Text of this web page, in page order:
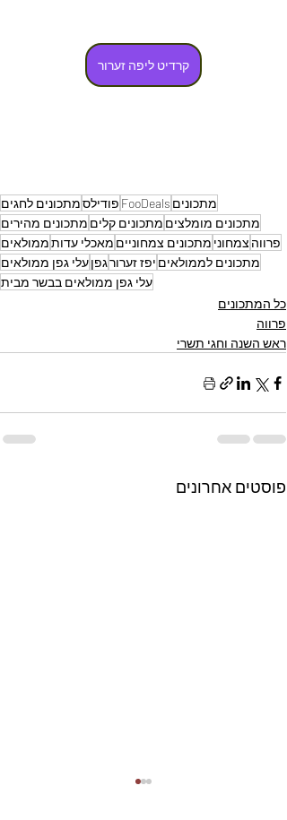
קרדיט ליפה זערור
מתכונים FooDeals פודילסמתכונים לחגים
מתכונים מומלצים מתכונים קלים מתכונים מהירים
פרווה צמחוני מתכונים צמחוניים מאכלי עדותממולאים
מתכונים לממולאים יפז זערורגפןעלי גפן ממולאים
עלי גפן ממולאים בבשר מבית
כל המתכונים
פרווה
ראש השנה וחגי תשרי
פוסטים אחרונים